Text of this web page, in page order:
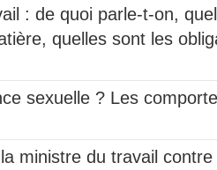
: de quoi parle-t-on,
quelles sont les
sexuelle ? Les
ministre du travail contre